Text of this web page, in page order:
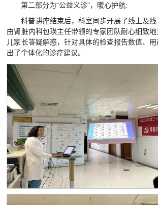
第二部分为“公益义诊”，暖心护航:
科普讲座结束后，科室同步开展了线上及线
由肾脏内科包瑛主任带领的专家团队耐心细致
儿家长答疑解惑，针对具体的检查报告数值、
出了个体化的诊疗建议。